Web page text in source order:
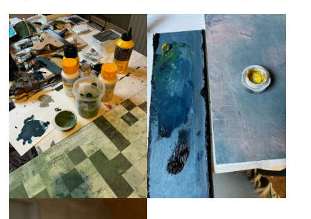
Mowi Spain
Mowi Turkey
Americas
Mowi Canada East
Mowi Canada West
Mowi Chile
Mowi USA